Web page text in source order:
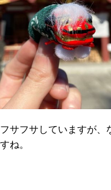
サフサしていますが、
ね。